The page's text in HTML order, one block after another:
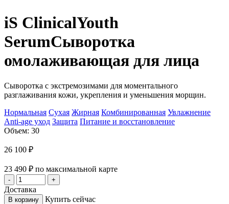
iS ClinicalYouth
SerumСыворотка
омолаживающая для лица
Сыворотка с экстремозимами для моментального
разглаживания кожи, укрепления и уменьшения морщин.
Нормальная Сухая Жирная Комбинированная Увлажнение
Anti-age уход Защита Питание и восстановление
Объем: 30
26 100 ₽
23 490 ₽ по максимальной карте
Доставка
В корзину
Купить сейчас